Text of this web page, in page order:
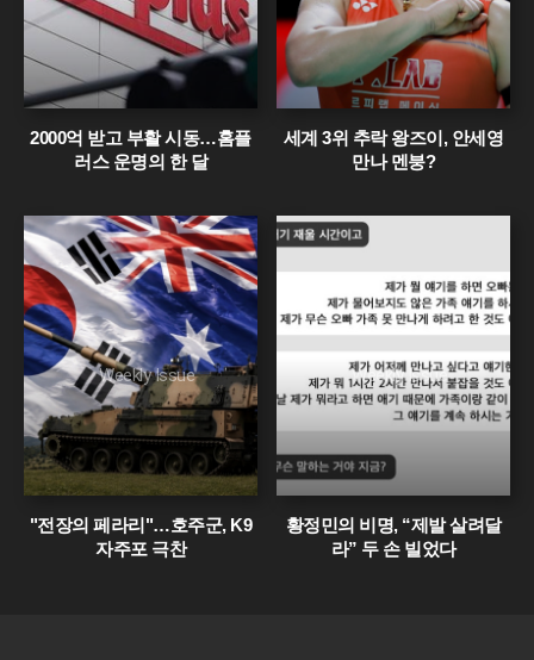
2000억 받고 부활 시동…홈플
러스 운명의 한 달
세계 3위 추락 왕즈이, 안세영
만나 멘붕?
Weekly Issue
"전장의 페라리"…호주군, K9
자주포 극찬
Weekly Issue
황정민의 비명, “제발 살려달
라” 두 손 빌었다